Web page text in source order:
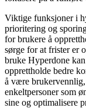
Viktige funksjoner i
prioritering og
for brukere å
sørge for at frister er
bruke Hyperdone
opprettholde bedre
å være
enkeltpersoner som
sine og optimalisere